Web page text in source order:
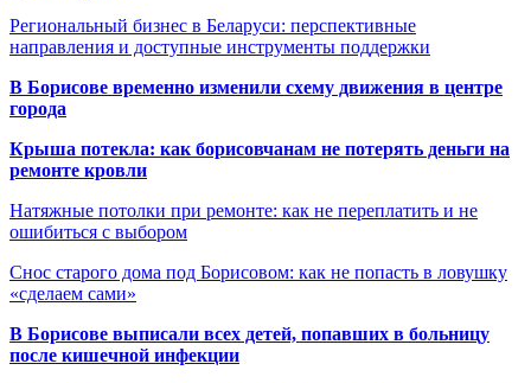
Региональный бизнес в Беларуси: перспективные
направления и доступные инструменты поддержки
В Борисове временно изменили схему движения в центре
города
Крыша потекла: как борисовчанам не потерять деньги на
ремонте кровли
Натяжные потолки при ремонте: как не переплатить и не
ошибиться с выбором
Снос старого дома под Борисовом: как не попасть в ловушку
«сделаем сами»
В Борисове выписали всех детей, попавших в больницу
после кишечной инфекции